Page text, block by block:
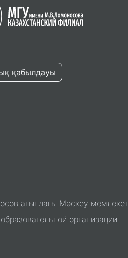
қабылдауы
атындағы Мәскеу
организации